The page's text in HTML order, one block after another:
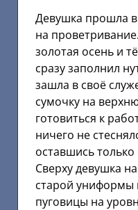
Девушка прошла в
на
золотая осень и
сразу заполнил
зашла в своё
сумочку на
готовиться к
ничего не
оставшись только
Сверху девушка
старой униформы
пуговицы на